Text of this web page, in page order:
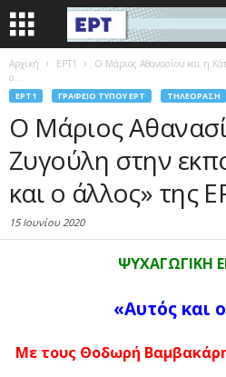
Αρχική EΡΤ1
Ο Μάριος Αθανασίου και η
ο...
EΡΤ1 ΓΡΑΦΕΊΟ ΤΎΠΟΥ ΕΡΤ ΤΗΛΕΌΡΑΣΗ
Ο Μάριος
Ζυγούλη στην
και ο άλλος» της
15 Ιουνίου 2020
ΨΥΧΑΓΩΓΙΚΗ
«Αυτός και
Με τους Θοδωρή